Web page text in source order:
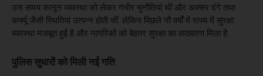
उस समय कानून व्यवस्था को लेकर गंभीर चुनौतियां थीं और अक्सर दंगे तथा
कर्फ्यू जैसी स्थितियां उत्पन्न होती थीं. लेकिन पिछले नौ वर्षों में राज्य में सुरक्षा
व्यवस्था मजबूत हुई है और नागरिकों को बेहतर सुरक्षा का वातावरण मिला है.
पुलिस सुधारों को मिली नई गति